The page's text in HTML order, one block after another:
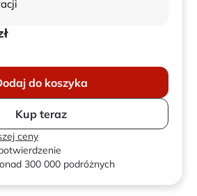
do koszyka
Kup teraz
ceny
300 000 podróżnych